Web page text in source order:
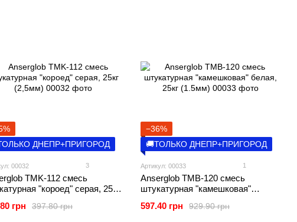
ДНЕПР+ПРИГОРОД
00032 3
TMK-112 смесь
"короед" серая, 25кг
397.80 грн
грн
−36%
🚚ТОЛЬКО ДНЕПР+ПРИГОРОД
Артикул: 00033 1
Anserglob TMВ-120 смесь
штукатурная "камешковая"
929.90 грн
597.40 грн